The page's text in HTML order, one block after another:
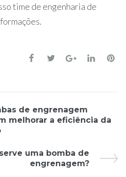
time de engenharia de
de engrenagem
melhorar a eficiência da
uma bomba de
engrenagem?